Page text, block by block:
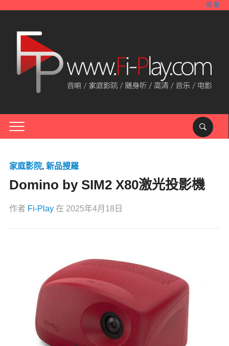
简 繁
家庭影院, 新品搜羅
Domino by SIM2 X80激光投影機
作者 Fi-Play 在 2025年4月18日